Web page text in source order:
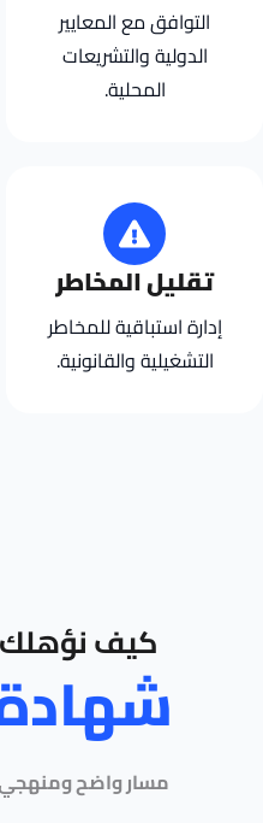
التوافق مع المعايير
الدولية والتشريعات
المحلية.
تقليل المخاطر
إدارة استباقية للمخاطر
التشغيلية والقانونية.
كيف
شهادة
مسار واضح